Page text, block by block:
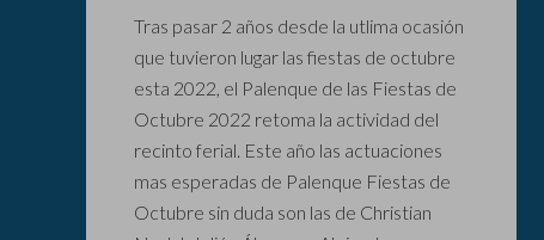
Tras pasar 2 años desde la utlima ocasión
que tuvieron lugar las fiestas de octubre
esta 2022, el Palenque de las Fiestas de
Octubre 2022 retoma la actividad del
recinto ferial. Este año las actuaciones
mas esperadas de Palenque Fiestas de
Octubre sin duda son las de Christian